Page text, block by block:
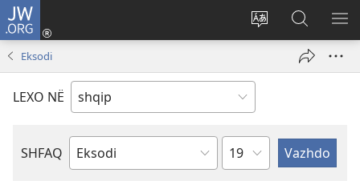
JW.ORG
Ndrysho
Hyr
me
dritare
Kërko
në
JW.ORG
Eksodi
LEXO NË
SHFAQ
Librit
Kapitullit